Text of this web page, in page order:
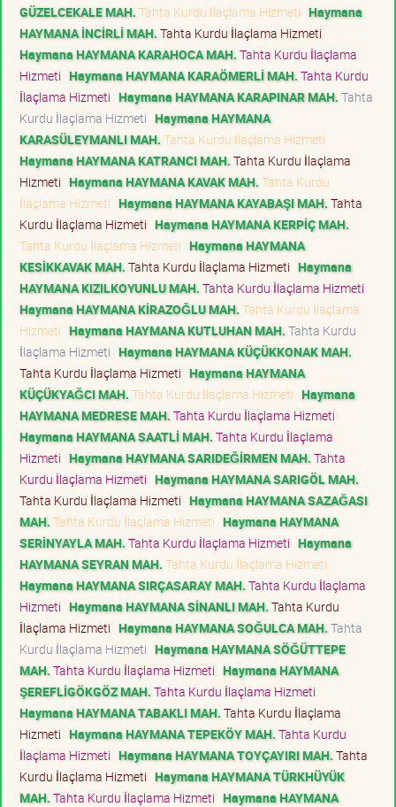
GÜZELCEKALE MAH. Tahta Kurdu İlaçlama Hizmeti Haymana
HAYMANA İNCİRLİ MAH. Tahta Kurdu İlaçlama Hizmeti
Haymana HAYMANA KARAHOCA MAH. Tahta Kurdu İlaçlama
Hizmeti Haymana HAYMANA KARAÖMERLİ MAH. Tahta Kurdu
İlaçlama Hizmeti Haymana HAYMANA KARAPINAR MAH. Tahta
Kurdu İlaçlama Hizmeti Haymana HAYMANA
KARASÜLEYMANLI MAH. Tahta Kurdu İlaçlama Hizmeti
Haymana HAYMANA KATRANCI MAH. Tahta Kurdu İlaçlama
Hizmeti Haymana HAYMANA KAVAK MAH. Tahta Kurdu
İlaçlama Hizmeti Haymana HAYMANA KAYABAŞI MAH. Tahta
Kurdu İlaçlama Hizmeti Haymana HAYMANA KERPİÇ MAH.
Tahta Kurdu İlaçlama Hizmeti Haymana HAYMANA
KESİKKAVAK MAH. Tahta Kurdu İlaçlama Hizmeti Haymana
HAYMANA KIZILKOYUNLU MAH. Tahta Kurdu İlaçlama Hizmeti
Haymana HAYMANA KİRAZOĞLU MAH. Tahta Kurdu İlaçlama
Hizmeti Haymana HAYMANA KUTLUHAN MAH. Tahta Kurdu
İlaçlama Hizmeti Haymana HAYMANA KÜÇÜKKONAK MAH.
Tahta Kurdu İlaçlama Hizmeti Haymana HAYMANA
KÜÇÜKYAĞCI MAH. Tahta Kurdu İlaçlama Hizmeti Haymana
HAYMANA MEDRESE MAH. Tahta Kurdu İlaçlama Hizmeti
Haymana HAYMANA SAATLİ MAH. Tahta Kurdu İlaçlama
Hizmeti Haymana HAYMANA SARIDEĞİRMEN MAH. Tahta
Kurdu İlaçlama Hizmeti Haymana HAYMANA SARIGÖL MAH.
Tahta Kurdu İlaçlama Hizmeti Haymana HAYMANA SAZAĞASI
MAH. Tahta Kurdu İlaçlama Hizmeti Haymana HAYMANA
SERİNYAYLA MAH. Tahta Kurdu İlaçlama Hizmeti Haymana
HAYMANA SEYRAN MAH. Tahta Kurdu İlaçlama Hizmeti
Haymana HAYMANA SIRÇASARAY MAH. Tahta Kurdu İlaçlama
Hizmeti Haymana HAYMANA SİNANLI MAH. Tahta Kurdu
İlaçlama Hizmeti Haymana HAYMANA SOĞULCA MAH. Tahta
Kurdu İlaçlama Hizmeti Haymana HAYMANA SÖĞÜTTEPE
MAH. Tahta Kurdu İlaçlama Hizmeti Haymana HAYMANA
ŞEREFLİGÖKGÖZ MAH. Tahta Kurdu İlaçlama Hizmeti
Haymana HAYMANA TABAKLI MAH. Tahta Kurdu İlaçlama
Hizmeti Haymana HAYMANA TEPEKÖY MAH. Tahta Kurdu
İlaçlama Hizmeti Haymana HAYMANA TOYÇAYIRI MAH. Tahta
Kurdu İlaçlama Hizmeti Haymana HAYMANA TÜRKHÜYÜK
MAH. Tahta Kurdu İlaçlama Hizmeti Haymana HAYMANA